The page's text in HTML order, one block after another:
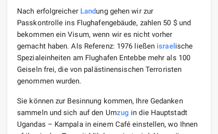
Nach erfolgreicher Landung gehen wir zur
Passkontrolle ins Flughafengebäude, zahlen 50 $ und
bekommen ein Visum, wenn wir es nicht vorher
gemacht haben. Als Referenz: 1976 ließen israelische
Spezialeinheiten am Flughafen Entebbe mehr als 100
Geiseln frei, die von palästinensischen Terroristen
genommen wurden.
Sie können zur Besinnung kommen, Ihre Gedanken
sammeln und sich auf den Umzug in die Hauptstadt
Ugandas – Kampala in einem Café einstellen, wo Ihnen